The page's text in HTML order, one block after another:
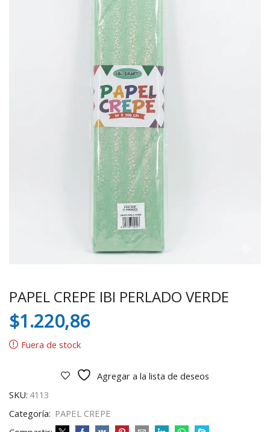
PAPEL CREPE IBI PERLADO VERDE
$1.220,86
Fuera de stock
Agregar a la lista de deseos
SKU: 4113
Categoría: PAPEL CREPE